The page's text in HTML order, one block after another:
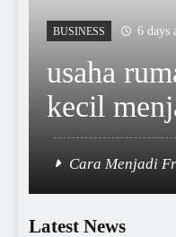
BUSINESS 6 days
usaha
kecil
satu
sering
Cara Menjadi
Latest News